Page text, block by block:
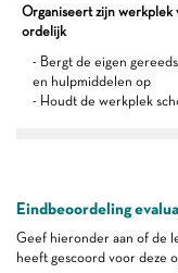
Organiseert zijn werkplek
ordelijk
- Bergt de eigen
en hulpmiddelen op
- Houdt de werkplek
Eindbeoordeling
Geef hieronder aan of de
heeft gescoord voor deze